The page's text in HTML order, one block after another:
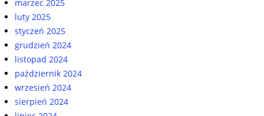
marzec 2025
luty 2025
styczeń 2025
grudzień 2024
listopad 2024
październik 2024
wrzesień 2024
sierpień 2024